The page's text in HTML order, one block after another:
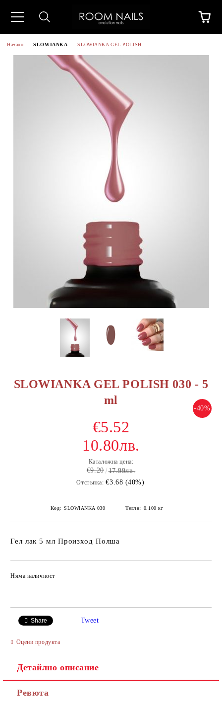
Начало SLOWIANKA SLOWIANKA GEL POLISH
SLOWIANKA GEL POLISH 030 - 5
ml
-40%
€5.52
10.80лв.
Каталожна цена:
€9.20 17.99лв.
Отстъпка: €3.68 (40%)
Код: SLOWIANKA 030 Тегло: 0.100 кг
Гел лак 5 мл Произход Полша
Няма наличност
Share Tweet
Оцени продукта
Детайлно описание
Ревюта